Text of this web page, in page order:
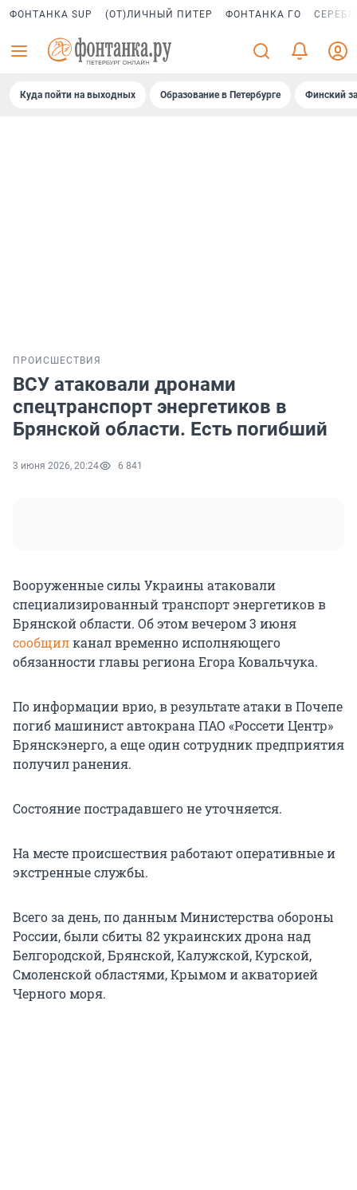
ФОНТАНКА SUP (ОТ)ЛИЧНЫЙ ПИТЕР ФОНТАНКА ГО
Куда пойти на выходных Образование в Петербурге Финский
ПРОИСШЕСТВИЯ
ВСУ атаковали дронами
спецтранспорт энергетиков в
Брянской области. Есть погибший
3 июня 2026, 20:24 6 841
Вооруженные силы Украины атаковали
специализированный транспорт энергетиков в
Брянской области. Об этом вечером 3 июня
сообщилканал временно исполняющего
обязанности главы региона Егора Ковальчука.
По информации врио, в результате атаки в Почепе
погиб машинист автокрана ПАО «Россети Центр»
Брянскэнерго, а еще один сотрудник предприятия
получил ранения.
Состояние пострадавшего не уточняется.
На месте происшествия работают оперативные и
экстренные службы.
Всего за день, по данным Министерства обороны
России, были сбиты 82 украинских дрона над
Белгородской, Брянской, Калужской, Курской,
Смоленской областями, Крымом и акваторией
Черного моря.